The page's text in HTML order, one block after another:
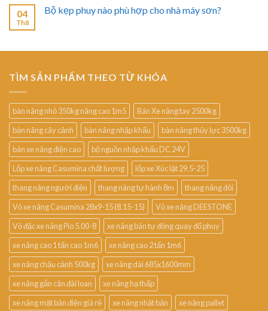
04
Th8
Bộ kẹp phuy nào phù hợp cho nhà máy sơn?
TÌM SẢN PHẨM THEO TỪ KHÓA
bàn nâng nhỏ 350kg nâng cao 1m5
Bán Xe nâng tay 2500kg
bàn nâng cây cảnh
bàn nâng nhập khẩu
bàn nâng thủy lực 3500kg
bán xe nâng điện cao
bộ nguồn nhập khẩu DC 24V
Lốp xe nâng Casumina chất lượng
lốp xe Xúc lật 29.5-25
thang nâng người điện
thang nâng tự hành 8m
thang nâng đôi
Vỏ xe nâng Casumina 28x9-15 (8.15-15)
Vỏ xe nâng DEESTONE
Vỏ đặc xe nâng Pio 5.00-8
xe nâng bán tự động quay đổ phuy
xe nâng cao 1 tấn cao 1m6
xe nâng cao 2 tấn 1m6
xe nâng chậu cảnh 500kg
xe nâng dài 685x1600mm
xe nâng gắn cân đài loan
xe nâng hạ thấp
xe nâng mặt bàn điện giá rẻ
xe nâng nhật bản
xe nâng pallet